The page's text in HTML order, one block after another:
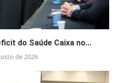
do Saúde Caixa no...
de 2026